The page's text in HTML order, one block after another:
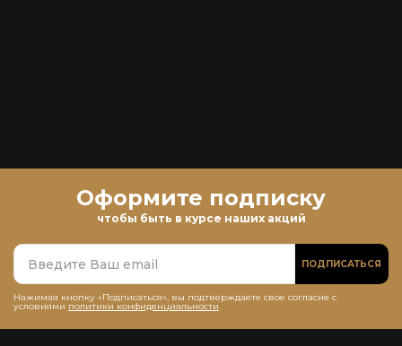
Оформите подписку
чтобы быть в курсе наших акций
ПОДПИСАТЬСЯ
Нажимая кнопку «Подписаться», вы подтверждаете свое согласие с
условиями политики конфиденциальности